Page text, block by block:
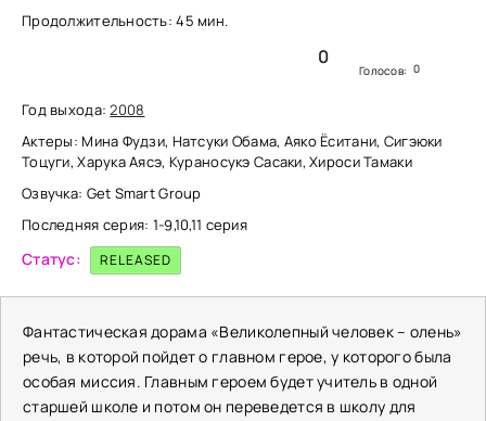
Продолжительность: 45 мин.
0
Голосов: 0
Год выхода:2008
Актеры: Мина Фудзи, Натсуки Обама, Аяко Ёситани, Сигэюки
Тоцуги, Харука Аясэ, Кураносукэ Сасаки, Хироси Тамаки
Озвучка: Get Smart Group
Последняя серия: 1-9,10,11 серия
Статус: RELEASED
Фантастическая дорама «Великолепный человек – олень»
речь, в которой пойдет о главном герое, у которого была
особая миссия. Главным героем будет учитель в одной
старшей школе и потом он переведется в школу для